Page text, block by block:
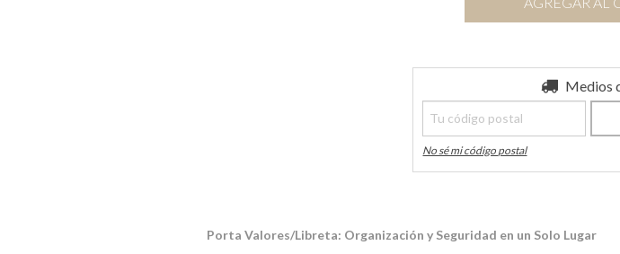
Medios
No sé mi código postal
Porta Valores/Libreta: Organización y Seguridad en un Solo Lugar